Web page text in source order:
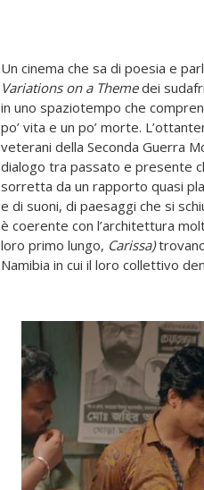
Un cinema che sa di poesia e
Variations on a Themedei
in uno spaziotempo che
po’ vita e un po’ morte.
veterani della Seconda Guerra
dialogo tra passato e presente
sorretta da un rapporto quasi
e di suoni, di paesaggi che si
è coerente con l’architettura
loro primo lungo, Carissa)
Namibia in cui il loro collettivo